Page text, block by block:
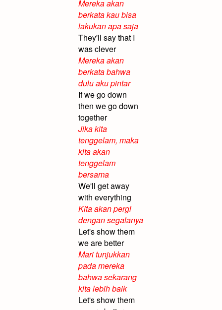
Mereka akan
berkata kau bisa
lakukan apa saja
They'll say that I
was clever
Mereka akan
berkata bahwa
dulu aku pintar
If we go down
then we go down
together
Jika kita
tenggelam, maka
kita akan
tenggelam
bersama
We'll get away
with everything
Kita akan pergi
dengan segalanya
Let's show them
we are better
Mari tunjukkan
pada mereka
bahwa sekarang
kita lebih baik
Let's show them